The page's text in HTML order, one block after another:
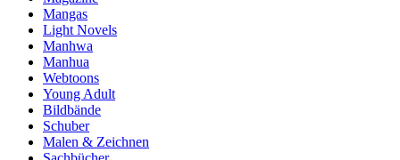
Mangas
Light Novels
Manhwa
Manhua
Webtoons
Young Adult
Bildbände
Schuber
Malen & Zeichnen